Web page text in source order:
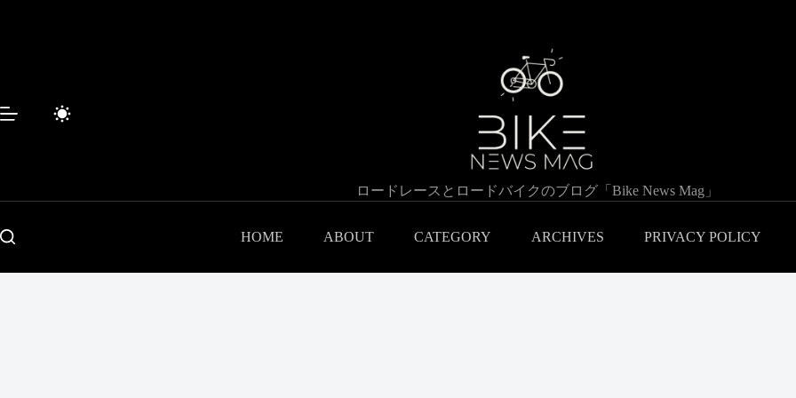
ス
ロードレースとロードバイクのブログ「Bike News Mag」
HOME ABOUT CATEGORY ARCHIVES PRIVACY POLICY